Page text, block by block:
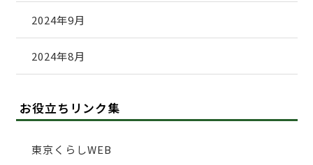
2024年9月
2024年8月
お役立ちリンク集
東京くらしWEB